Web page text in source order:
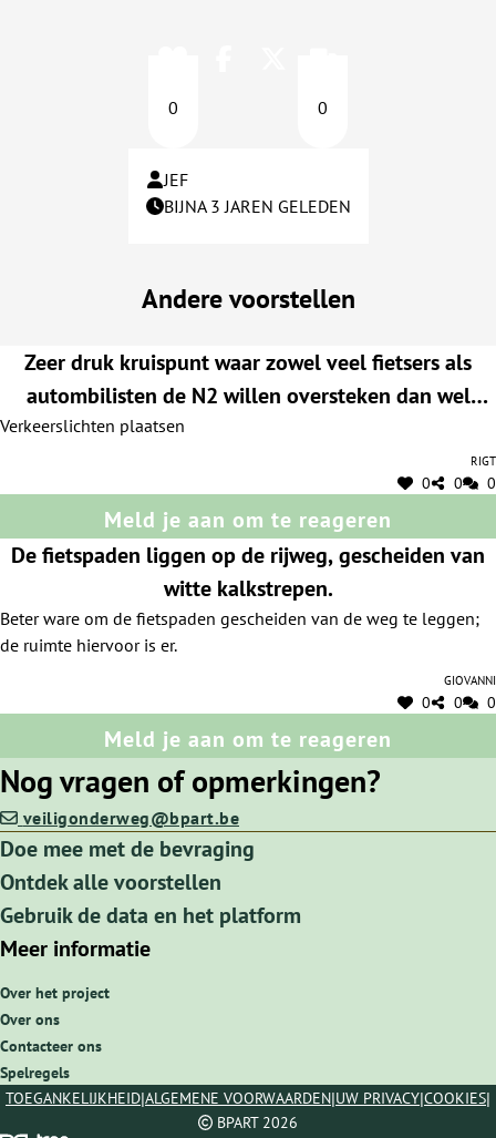
0 0
JEF
BIJNA 3 JAREN GELEDEN
Andere voorstellen
Zeer druk kruispunt waar zowel veel fietsers als
autombilisten de N2 willen oversteken dan wel
oprijden. Vanaf de Grote Molenweg slecht overzicht
belemmeren. Stoplichten zouden een goede
oplossing zijn
Verkeerslichten plaatsen
Rigt
0 0 0
Meld je aan om te reageren
De fietspaden liggen op de rijweg, gescheiden van
witte kalkstrepen.
Beter ware om de fietspaden gescheiden van de weg te leggen;
de ruimte hiervoor is er.
Giovanni
0 0 0
Meld je aan om te reageren
Nog vragen of opmerkingen?
veiligonderweg@bpart.be
Doe mee met de bevraging
Ontdek alle voorstellen
Gebruik de data en het platform
Meer informatie
Over het project
Over ons
Contacteer ons
Spelregels
TOEGANKELIJKHEID|ALGEMENE VOORWAARDEN|UW PRIVACY|COOKIES|
BPART 2026